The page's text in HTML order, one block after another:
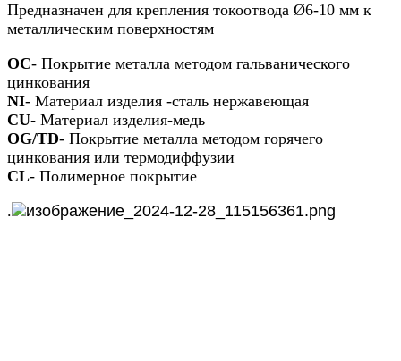
Предназначен для крепления токоотвода Ø6-10 мм к
металлическим поверхностям
OC- Покрытие металла методом гальванического
цинкования
NI- Материал изделия -сталь нержавеющая
CU- Материал изделия-медь
OG/TD- Покрытие металла методом горячего
цинкования или термодиффузии
CL- Полимерное покрытие
.